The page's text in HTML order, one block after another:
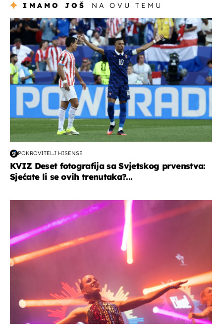
IMAMO JOŠ NA OVU TEMU
svjetsko prvenstvo 2026
POKROVITELJ HISENSE
KVIZ Deset fotografija sa Svjetskog prvenstva:
Sjećate li se ovih trenutaka?...